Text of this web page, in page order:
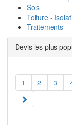
Sols
Toiture -
Traitements
Devis les plus
1 2 3